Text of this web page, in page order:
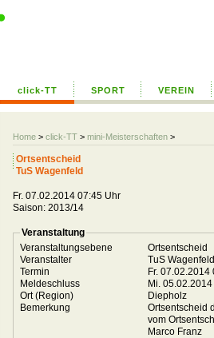
click-TT SPORT VEREIN
Home > click-TT > mini-Meisterschaften >
Ortsentscheid
TuS Wagenfeld
Fr. 07.02.2014 07:45 Uhr
Saison: 2013/14
Veranstaltung
Veranstaltungsebene
Ortsentscheid
Veranstalter
TuS
Termin
Fr.
Meldeschluss
Mi.
Ort (Region)
Diepholz
Bemerkung
Ortsentscheid
vom
Marco Franz